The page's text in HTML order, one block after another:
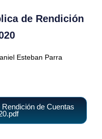
de Rendición
Esteban Parra
Rendición de Cuentas